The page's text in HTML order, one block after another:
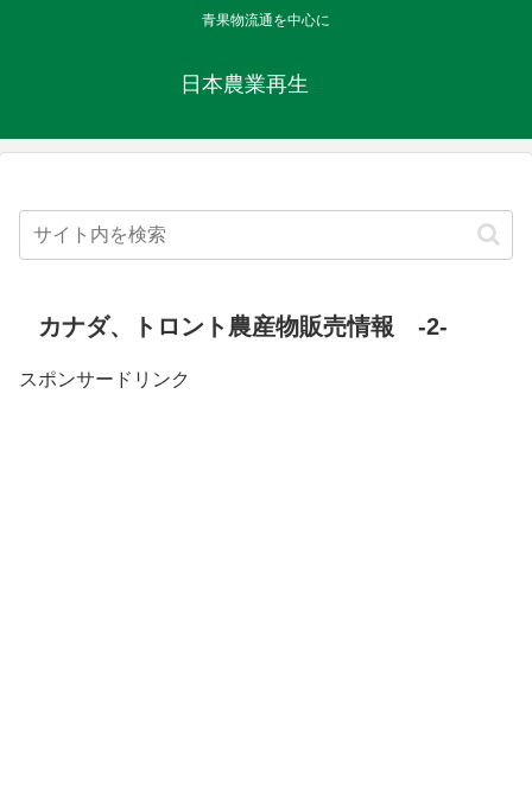
青果物流通を中心に
日本農業再生
カナダ、トロント農産物販売情報 -2-
スポンサードリンク